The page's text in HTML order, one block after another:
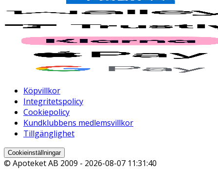
Köpvillkor
Integritetspolicy
Cookiepolicy
Kundklubbens medlemsvillkor
Tillgänglighet
Cookieinställningar
© Apoteket AB 2009 - 2026-08-07 11:31:40